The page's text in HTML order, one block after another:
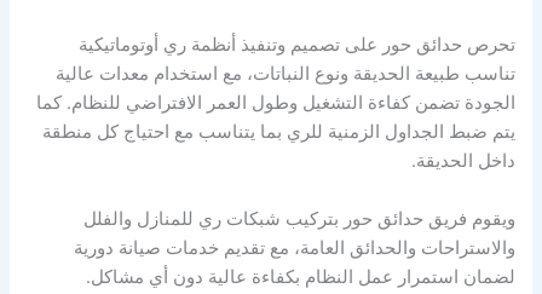
تحرص حدائق حور على تصميم وتنفيذ أنظمة ري أوتوماتيكية
تناسب طبيعة الحديقة ونوع النباتات، مع استخدام معدات عالية
الجودة تضمن كفاءة التشغيل وطول العمر الافتراضي للنظام. كما
يتم ضبط الجداول الزمنية للري بما يتناسب مع احتياج كل منطقة
داخل الحديقة.
ويقوم فريق حدائق حور بتركيب شبكات ري للمنازل والفلل
والاستراحات والحدائق العامة، مع تقديم خدمات صيانة دورية
لضمان استمرار عمل النظام بكفاءة عالية دون أي مشاكل.